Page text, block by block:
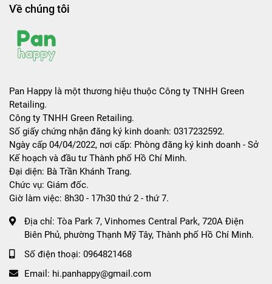
Về chúng tôi
Pan Happy là một thương hiệu thuộc Công ty TNHH Green
Retailing.
Công ty TNHH Green Retailing.
Số giấy chứng nhận đăng ký kinh doanh: 0317232592.
Ngày cấp 04/04/2022, nơi cấp: Phòng đăng ký kinh doanh - Sở
Kế hoạch và đầu tư Thành phố Hồ Chí Minh.
Đại diện: Bà Trần Khánh Trang.
Chức vụ: Giám đốc.
Giờ làm việc: 8h30 - 17h30 thứ 2 - thứ 7.
Địa chỉ: Tòa Park 7, Vinhomes Central Park, 720A Điện
Biên Phủ, phường Thạnh Mỹ Tây, Thành phố Hồ Chí Minh.
Số điện thoại: 0964821468
Email: hi.panhappy@gmail.com